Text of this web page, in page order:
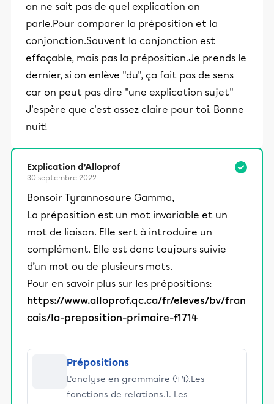
on ne sait pas de quel explication on
parle.Pour comparer la préposition et la
conjonction.Souvent la conjonction est
effaçable, mais pas la préposition.Je prends le
dernier, si on enlève "du", ça fait pas de sens
car on peut pas dire "une explication sujet"
J'espère que c'est assez claire pour toi. Bonne
nuit!
Explication d’Alloprof
30 septembre 2022
Bonsoir Tyrannosaure Gamma,
La préposition est un mot invariable et un
mot de liaison. Elle sert à introduire un
complément. Elle est donc toujours suivie
d’un mot ou de plusieurs mots.
Pour en savoir plus sur les prépositions:
https://www.alloprof.qc.ca/fr/eleves/bv/fran
cais/la-preposition-primaire-f1714
Prépositions
L'analyse en grammaire (44).Les
fonctions de relations.1. Les